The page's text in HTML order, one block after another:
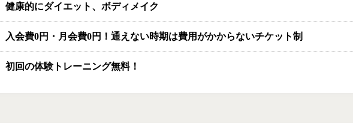
健康的にダイエット、ボディメイク
入会費0円・月会費0円！通えない時期は費用がかからないチケット制
初回の体験トレーニング無料！